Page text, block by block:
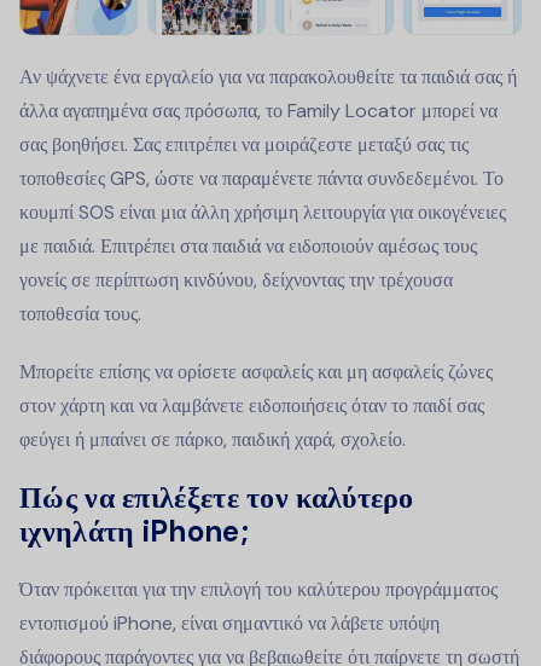
Αν ψάχνετε ένα εργαλείο για να παρακολουθείτε τα παιδιά σας ή
άλλα αγαπημένα σας πρόσωπα, το Family Locator μπορεί να
σας βοηθήσει. Σας επιτρέπει να μοιράζεστε μεταξύ σας τις
τοποθεσίες GPS, ώστε να παραμένετε πάντα συνδεδεμένοι. Το
κουμπί SOS είναι μια άλλη χρήσιμη λειτουργία για οικογένειες
με παιδιά. Επιτρέπει στα παιδιά να ειδοποιούν αμέσως τους
γονείς σε περίπτωση κινδύνου, δείχνοντας την τρέχουσα
τοποθεσία τους.
Μπορείτε επίσης να ορίσετε ασφαλείς και μη ασφαλείς ζώνες
στον χάρτη και να λαμβάνετε ειδοποιήσεις όταν το παιδί σας
φεύγει ή μπαίνει σε πάρκο, παιδική χαρά, σχολείο.
Πώς να επιλέξετε τον καλύτερο
ιχνηλάτη iPhone;
Όταν πρόκειται για την επιλογή του καλύτερου προγράμματος
εντοπισμού iPhone, είναι σημαντικό να λάβετε υπόψη
διάφορους παράγοντες για να βεβαιωθείτε ότι παίρνετε τη σωστή